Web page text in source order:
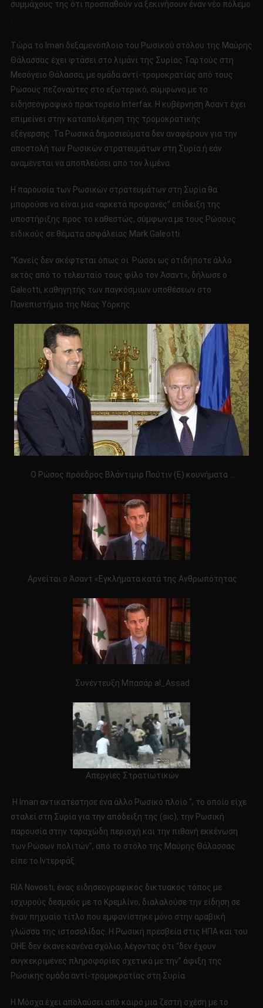
συμμάχους της ότι προσπαθούν να ξεκινήσουν έναν νέο πόλεμο
Τώρα το Iman δεξαμενόπλοιο του Ρωσικού στόλου της Μαύρης
Θάλασσας έχει φτάσει στο λιμάνι της Συρίας Ταρτούς στη
Μεσόγειο Θάλασσα, με ομάδα αντί-τρομοκρατίας από τους
Ρώσους πεζοναύτες στο εξωτερικό, σύμφωνα με το
ειδησεογραφικό πρακτορείο Interfax. Η κυβέρνηση Άσαντ έχει
επιμείνει στην καταπολέμηση της τρομοκρατικής
εξέγερσης. Τα Ρωσικά δημοσιεύματα δεν αναφέρουν για την
αποστολή των Ρωσικών στρατευμάτων στη Συρία ή εάν
αναμένεται να αποπλεύσει από τον λιμένα.
Η παρουσία των Ρωσικών στρατευμάτων στη Συρία θα
μπορούσε να είναι μια «αρκετά προφανές” επίδειξη της
υποστήριξης προς το καθεστώς, σύμφωνα με τους Ρώσους
ειδικούς σε θέματα ασφάλειας Mark Galeotti.
“Κανείς δεν σκέφτεται όπως οι Ρώσοι ως οτιδήποτε άλλο
εκτός από το τελευταίο τους φίλο τον Άσαντ», δήλωσε ο
Galeotti, καθηγητής των παγκόσμιων υποθέσεων στο
Πανεπιστήμιο της Νέας Υόρκης.
Ο Ρώσος πρόεδρος Βλάντιμιρ Πούτιν (Ε) κουνήματα …
Αρνείται ο Άσαντ «Εγκλήματα κατά της Ανθρωπότητας
Συνέντευξη Μπασάρ al_Assad
Απεργίες Στρατιωτικών
Η Iman αντικατέστησε ένα άλλο Ρωσικό πλοίο “, το οποίο είχε
σταλεί στη Συρία για την απόδειξη της (sic), την Ρωσική
παρουσία στην ταραχώδη περιοχή και την πιθανή εκκένωση
των Ρώσων πολιτών”, από το στόλο της Μαύρης Θάλασσας
είπε το Ιντερφάξ.
RIA Novosti, ένας ειδησεογραφικός δικτυακός τόπος με
ισχυρούς δεσμούς με το Κρεμλίνο, διαλαλούσε την είδηση σε
έναν πηχυαίο τίτλο που εμφανίστηκε μόνο στην αραβική
γλώσσα της ιστοσελίδας. Η Ρωσική πρεσβεία στις ΗΠΑ και του
ΟΗΕ δεν έκανε κανένα σχόλιο, λέγοντας ότι “δεν έχουν
συγκεκριμένες πληροφορίες σχετικά με την” άφιξη της
Ρώσικης ομάδα αντί-τρομοκρατίας στη Συρία.
Η Μόσχα έχει απολαύσει από καιρό μια ζεστή σχέση με το